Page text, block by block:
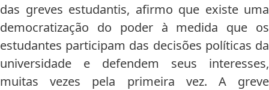
das greves estudantis, afirmo que existe uma
democratização do poder à medida que os
estudantes participam das decisões políticas da
universidade e defendem seus interesses,
muitas vezes pela primeira vez. A greve